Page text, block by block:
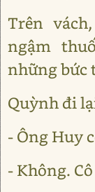
Trên
ngậm
những bức
Quỳnh đi
- Ông Huy
- Không.